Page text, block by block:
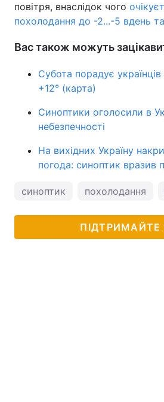
повітря, внаслідок чого
похолодання до -2...-5 вдень
Вас також можуть
Субота порадує
+12° (карта)
Синоптики оголосили в
небезпечності
На вихідних Україну
погода: синоптик вразив
синоптик похолодання
ПІДТРИМАЙТЕ